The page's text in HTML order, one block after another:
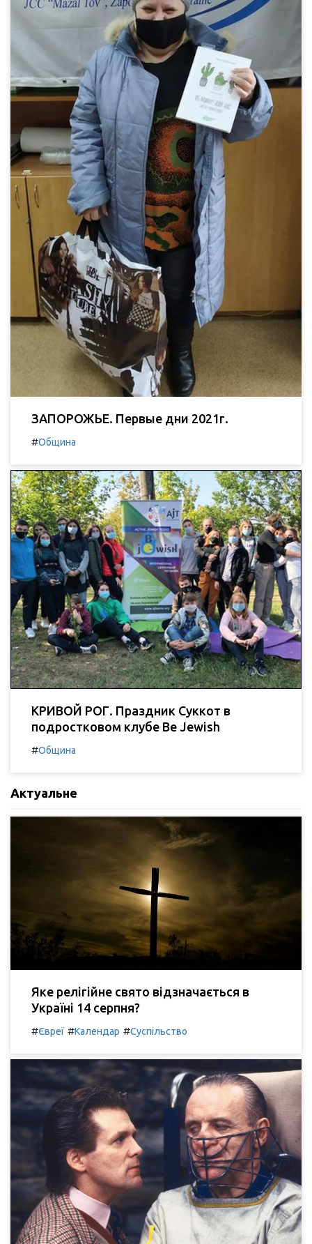
ЗАПОРОЖЬЕ. Первые дни 2021г.
#Община
КРИВОЙ РОГ. Праздник Суккот в
подростковом клубе Be Jewish
#Община
Актуальне
Яке релігійне свято відзначається в
Україні 14 серпня?
#Євреї #Календар #Суспільство